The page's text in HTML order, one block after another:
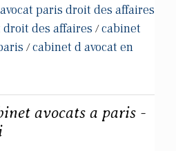
paris droit des affaires
droit des affaires /cabinet
/cabinet d avocat en
avocats a paris -